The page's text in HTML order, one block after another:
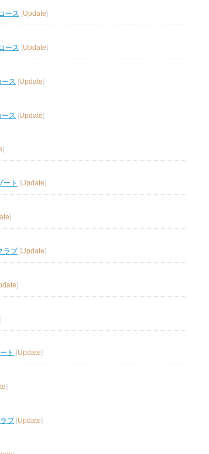
ース [Update]
ース [Update]
ース [Update]
ス [Update]
]
ート [Update]
]
ラブ [Update]
]
ト [Update]
]
ブ [Update]